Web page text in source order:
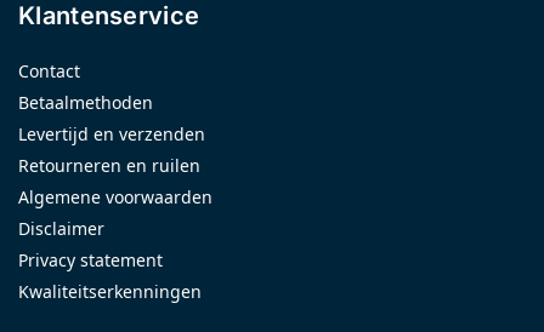
Klantenservice
Contact
Betaalmethoden
Levertijd en verzenden
Retourneren en ruilen
Algemene voorwaarden
Disclaimer
Privacy statement
Kwaliteitserkenningen